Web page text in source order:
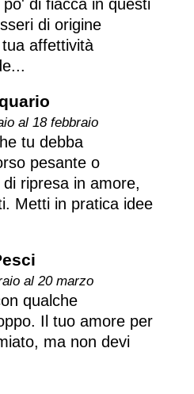
di fiacca in questi
di origine
affettività
al 18 febbraio
tu debba
pesante o
ripresa in amore,
Metti in pratica idee
al 20 marzo
qualche
Il tuo amore per
ma non devi